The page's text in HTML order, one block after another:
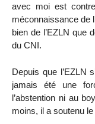
avec moi est
méconnaissance de
bien de l’EZLN que
du CNI.
Depuis que l’EZLN
jamais été une
l’abstention ni au
moins, il a soutenu